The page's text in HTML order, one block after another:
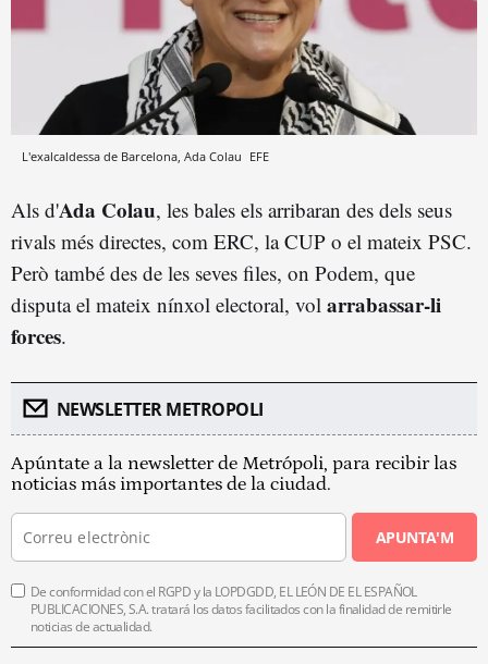
L'exalcaldessa de Barcelona, Ada Colau EFE
Als d'Ada Colau, les bales els arribaran des dels seus
rivals més directes, com ERC, la CUP o el mateix PSC.
Però també des de les seves files, on Podem, que
disputa el mateix nínxol electoral, vol arrabassar-li
forces.
NEWSLETTER METROPOLI
Apúntate a la newsletter de Metrópoli, para recibir las
noticias más importantes de la ciudad.
APUNTA'M
De conformidad con el RGPD y la LOPDGDD, EL LEÓN DE EL ESPAÑOL
PUBLICACIONES, S.A. tratará los datos facilitados con la finalidad de remitirle
noticias de actualidad.